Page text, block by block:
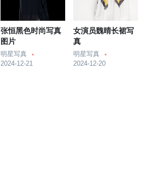
张恒黑色时尚写真
图片
明星写真
2024-12-21
女演员魏晴长裙写
真
明星写真
2024-12-20